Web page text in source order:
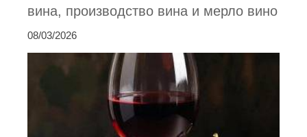
вина, производство вина и мерло вино
08/03/2026